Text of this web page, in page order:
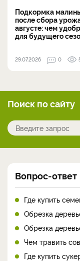
Подкормка
после сбора
августе: чем
для будущего
29.07.2026 0
Поиск по сайту
Вопрос-ответ
Где купить
Обрезка
Обрезка
Чем травить
Где купить